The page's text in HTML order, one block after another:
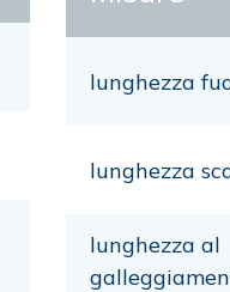
lunghezza
lunghezza
lunghezza al